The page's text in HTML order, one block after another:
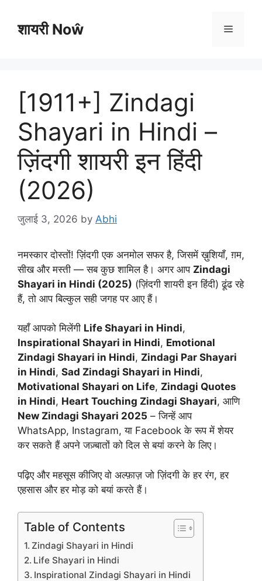
contentशायरी Noŵ Menu
[1911+] Zindagi
Shayari in Hindi –
ज़िंदगी शायरी इन हिंदी
(2026)
जुलाई 3, 2026 by Abhi
नमस्कार दोस्तों! ज़िंदगी एक अनमोल सफर है, जिसमें ख़ुशियाँ, ग़म,
सीख और मस्ती — सब कुछ शामिल है। अगर आप Zindagi
Shayari in Hindi (2025) (ज़िंदगी शायरी इन हिंदी) ढूंढ रहे
हैं, तो आप बिल्कुल सही जगह पर आए हैं।
यहाँ आपको मिलेंगी Life Shayari in Hindi,
Inspirational Shayari in Hindi, Emotional
Zindagi Shayari in Hindi, Zindagi Par Shayari
in Hindi, Sad Zindagi Shayari in Hindi,
Motivational Shayari on Life, Zindagi Quotes
in Hindi, Heart Touching Zindagi Shayari, आणि
New Zindagi Shayari 2025 – जिन्हें आप
WhatsApp, Instagram, या Facebook के रूप में शेयर
कर सकते हैं अपने जज़्बातों को दिल से बयां करने के लिए।
पढ़िए और महसूस कीजिए वो अल्फ़ाज़ जो ज़िंदगी के हर रंग, हर
एहसास और हर मोड़ को बयां करते हैं।
Table of Contents
Zindagi Shayari in Hindi
Life Shayari in Hindi
Inspirational Zindagi Shayari in Hindi